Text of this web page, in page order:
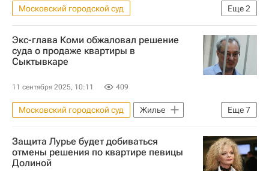
Еще2
Московский городской суд
Ставропольский край
Кисловодск
Экс-глава Коми обжаловал решение
суда о продаже квартиры в
Сыктывкаре
11 сентября 2025, 10:11 409
Еще7
Московский городской суд
Жилье
Республика Коми
Москва
Сыктывкар
Вячеслав Гайзер
Владимир Путин
Защита Лурье будет добиваться
отмены решения по квартире певицы
Долиной